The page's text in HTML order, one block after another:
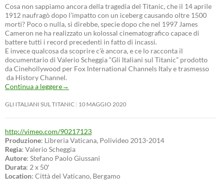
Cosa non sappiamo ancora della tragedia del Titanic, che il 14 aprile
1912 naufragò dopo l’impatto con un iceberg causando oltre 1500
morti? Poco o nulla, si direbbe, specie dopo che nel 1997 James
Cameron ne ha realizzato un kolossal cinematografico capace di
battere tutti i record precedenti in fatto di incassi.
E invece qualcosa da scoprire c’è ancora, e ce lo racconta il
documentario di Valerio Scheggia “Gli Italiani sul Titanic” prodotto
da Cinehollywood per Fox International Channels Italy e trasmesso
da History Channel.
Continua a leggere→
GLI ITALIANI SUL TITANIC 10 MAGGIO 2020
http://vimeo.com/90217123
Produzione: Libreria Vaticana, Polivideo 2013-2014
Regia: Valerio Scheggia
Autore: Stefano Paolo Giussani
Durata: 2 x 50′
Location: Città del Vaticano, Bergamo